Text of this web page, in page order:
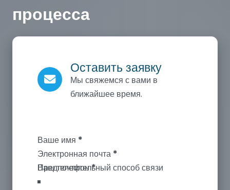
процесса
Оставить заявку
Мы свяжемся с вами в
ближайшее время.
Ваше имя *
Электронная почта *
Ваш телефон *